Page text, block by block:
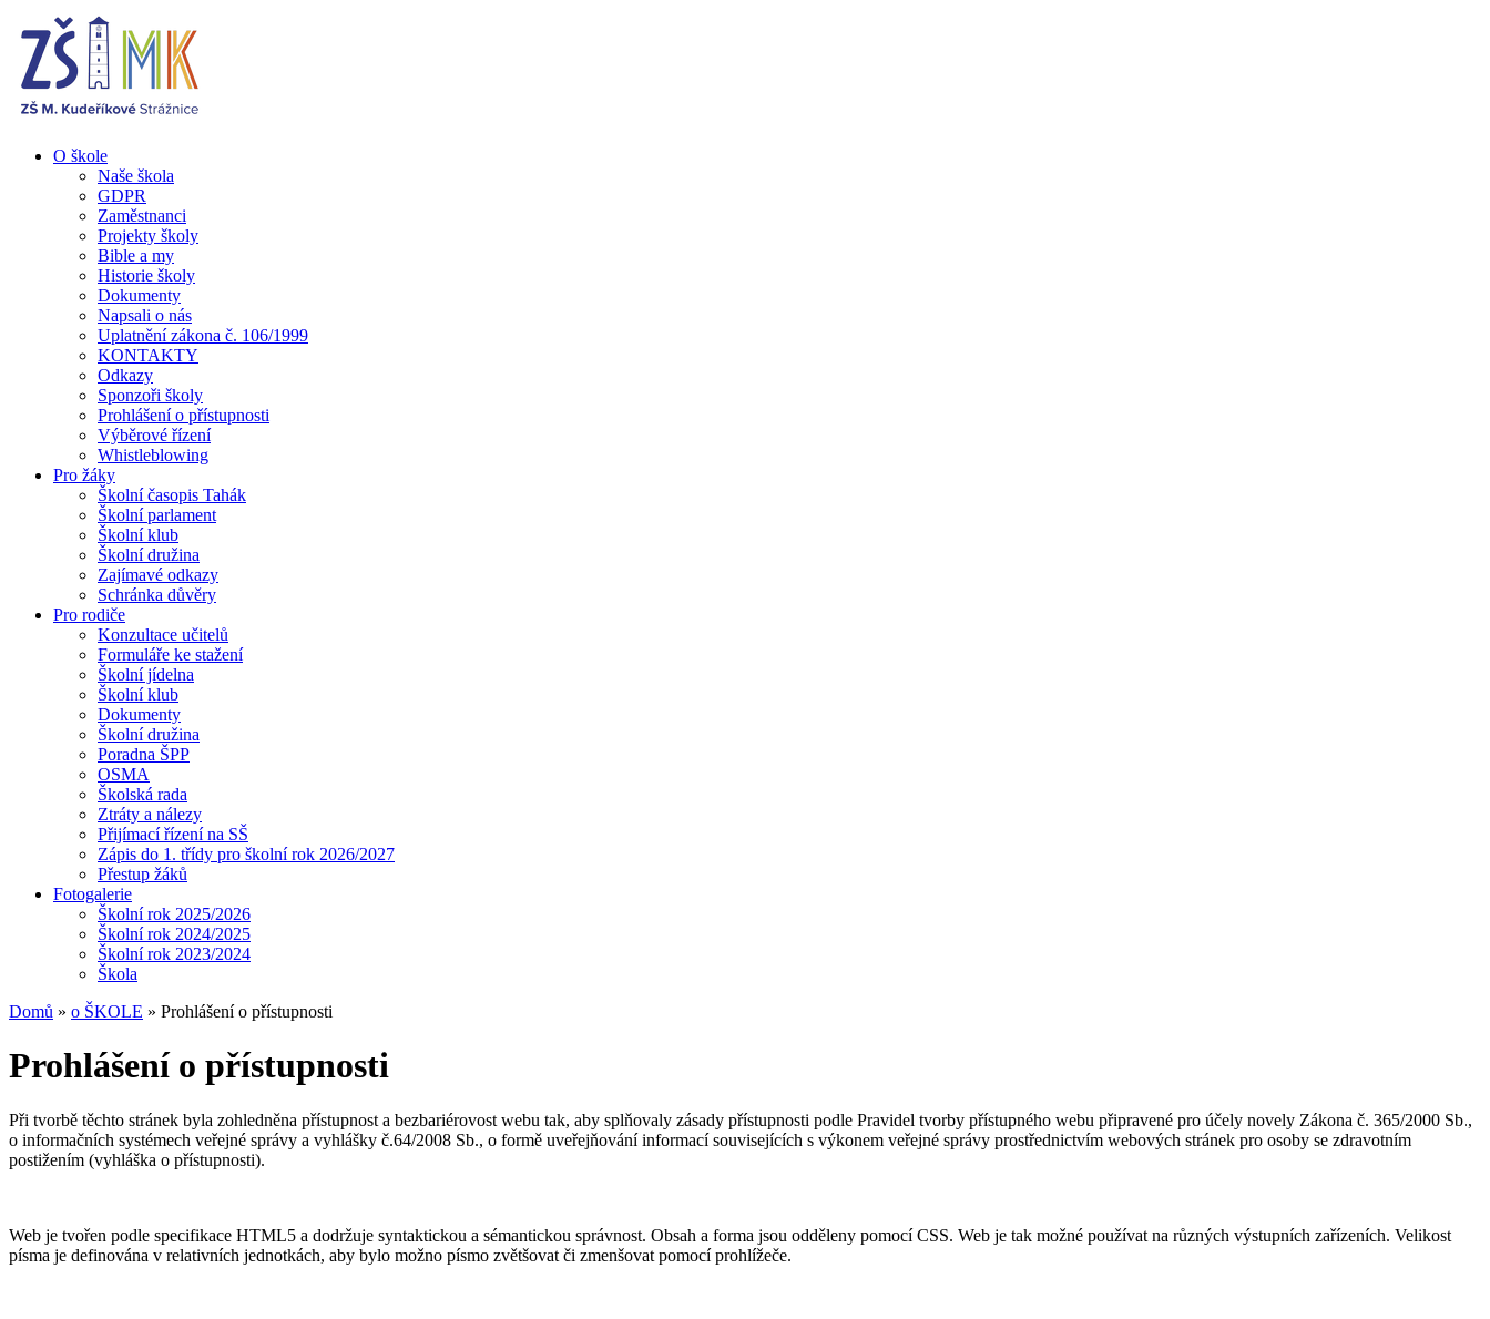
O škole
Naše škola
GDPR
Zaměstnanci
Projekty školy
Bible a my
Historie školy
Dokumenty
Napsali o nás
Uplatnění zákona č. 106/1999
KONTAKTY
Odkazy
Sponzoři školy
Prohlášení o přístupnosti
Výběrové řízení
Whistleblowing
Pro žáky
Školní časopis Tahák
Školní parlament
Školní klub
Školní družina
Zajímavé odkazy
Schránka důvěry
Pro rodiče
Konzultace učitelů
Formuláře ke stažení
Školní jídelna
Školní klub
Dokumenty
Školní družina
Poradna ŠPP
OSMA
Školská rada
Ztráty a nálezy
Přijímací řízení na SŠ
Zápis do 1. třídy pro školní rok 2026/2027
Přestup žáků
Fotogalerie
Školní rok 2025/2026
Školní rok 2024/2025
Školní rok 2023/2024
Škola
Domů » o ŠKOLE » Prohlášení o přístupnosti
Prohlášení o přístupnosti
Při tvorbě těchto stránek byla zohledněna přístupnost a bezbariérovost webu tak, aby splňovaly zásady přístupnosti podle Pravidel tvorby přístupného webu připravené pro účely novely Zákona č. 365/2000 Sb.,
o informačních systémech veřejné správy a vyhlášky č.64/2008 Sb., o formě uveřejňování informací souvisejících s výkonem veřejné správy prostřednictvím webových stránek pro osoby se zdravotním
postižením (vyhláška o přístupnosti).
Web je tvořen podle specifikace HTML5 a dodržuje syntaktickou a sémantickou správnost. Obsah a forma jsou odděleny pomocí CSS. Web je tak možné používat na různých výstupních zařízeních. Velikost
písma je definována v relativních jednotkách, aby bylo možno písmo zvětšovat či zmenšovat pomocí prohlížeče.